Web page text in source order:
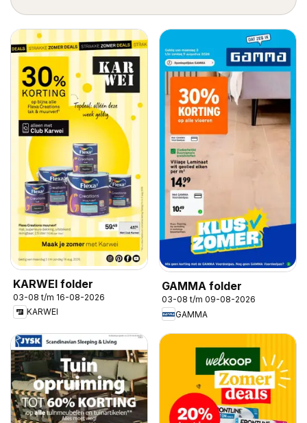
KARWEI folder
03-08 t/m 16-08-2026
KARWEI
GAMMA folder
03-08 t/m 09-08-2026
GAMMA